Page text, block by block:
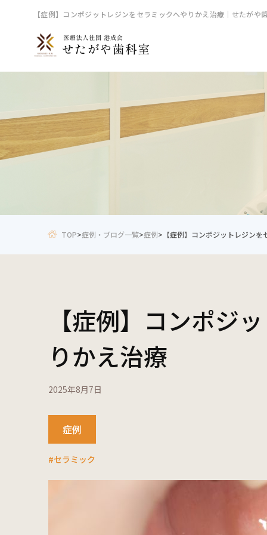
【症例】コンポジットレジンをセラミックへやりかえ治療｜せたがや
TOP>症例・ブログ一覧>症例> 【症例】コンポジットレジン
【症例】コンポジ
りかえ治療
2025年8月7日
症例
#セラミック